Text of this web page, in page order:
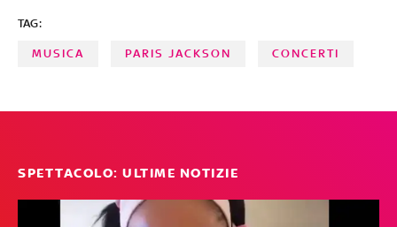
merito. SELEZIONE E SCELTA DEI BRANI A CURA DI
TAG:
MUSICA PARIS JACKSON CONCERTI
SPETTACOLO: ULTIME NOTIZIE